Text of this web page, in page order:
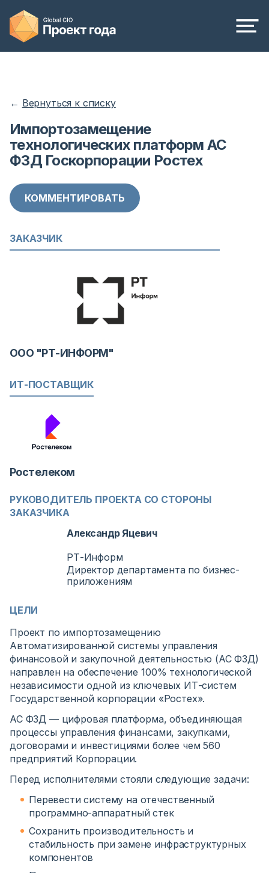
← Вернуться к списку
Импортозамещение
технологических платформ АС
ФЗД Госкорпорации Ростех
КОММЕНТИРОВАТЬ
РУКОВОДИТЕЛЬ ПРОЕКТА СО СТОРОНЫ
ЗАКАЗЧИКА
Александр Яцевич
РТ-Информ
Директор департамента по бизнес-
приложениям
ЦЕЛИ
Проект по импортозамещению
Автоматизированной системы управления
финансовой и закупочной деятельностью (АС ФЗД)
направлен на обеспечение 100% технологической
независимости одной из ключевых ИТ-систем
Государственной корпорации «Ростех».
АС ФЗД — цифровая платформа, объединяющая
процессы управления финансами, закупками,
договорами и инвестициями более чем 560
предприятий Корпорации.
Перед исполнителями стояли следующие задачи:
Перевести систему на отечественный
программно-аппаратный стек
Сохранить производительность и
стабильность при замене инфраструктурных
компонентов
ЗАКАЗЧИК
ООО "РТ-ИНФОРМ"
ИТ-ПОСТАВЩИК
Ростелеком